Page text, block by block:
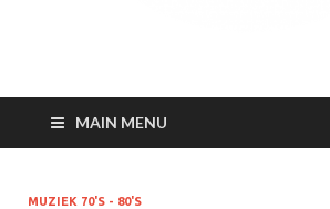
MAIN MENU
MUZIEK 70'S - 80'S